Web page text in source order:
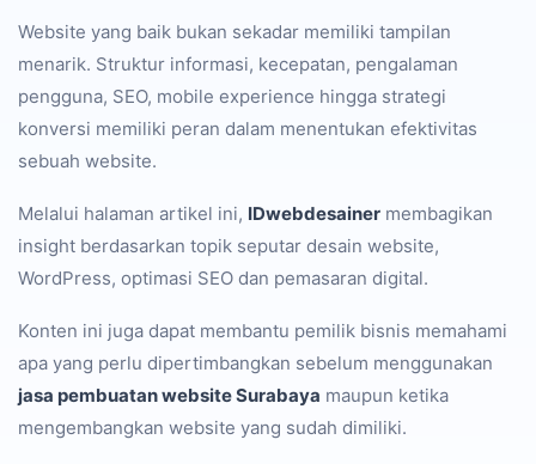
Website yang baik bukan sekadar memiliki tampilan
menarik. Struktur informasi, kecepatan, pengalaman
pengguna, SEO, mobile experience hingga strategi
konversi memiliki peran dalam menentukan efektivitas
sebuah website.
Melalui halaman artikel ini, IDwebdesainer membagikan
insight berdasarkan topik seputar desain website,
WordPress, optimasi SEO dan pemasaran digital.
Konten ini juga dapat membantu pemilik bisnis memahami
apa yang perlu dipertimbangkan sebelum menggunakan
jasa pembuatan website Surabaya maupun ketika
mengembangkan website yang sudah dimiliki.